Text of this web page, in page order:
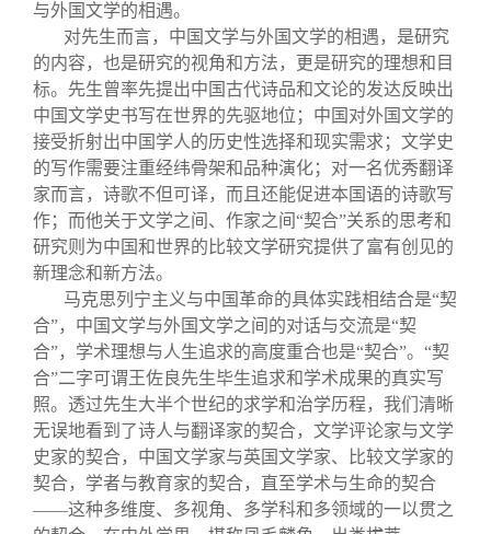
与外国文学的相遇。
对先生而言，中国文学与外国文学的相遇，是研究
的内容，也是研究的视角和方法，更是研究的理想和目
标。先生曾率先提出中国古代诗品和文论的发达反映出
中国文学史书写在世界的先驱地位；中国对外国文学的
接受折射出中国学人的历史性选择和现实需求；文学史
的写作需要注重经纬骨架和品种演化；对一名优秀翻译
家而言，诗歌不但可译，而且还能促进本国语的诗歌写
作；而他关于文学之间、作家之间“契合”关系的思考和
研究则为中国和世界的比较文学研究提供了富有创见的
新理念和新方法。
马克思列宁主义与中国革命的具体实践相结合是“契
合”，中国文学与外国文学之间的对话与交流是“契
合”，学术理想与人生追求的高度重合也是“契合”。“契
合”二字可谓王佐良先生毕生追求和学术成果的真实写
照。透过先生大半个世纪的求学和治学历程，我们清晰
无误地看到了诗人与翻译家的契合，文学评论家与文学
史家的契合，中国文学家与英国文学家、比较文学家的
契合，学者与教育家的契合，直至学术与生命的契合
——这种多维度、多视角、多学科和多领域的一以贯之